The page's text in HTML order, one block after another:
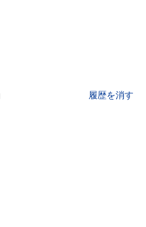
履歴を消す